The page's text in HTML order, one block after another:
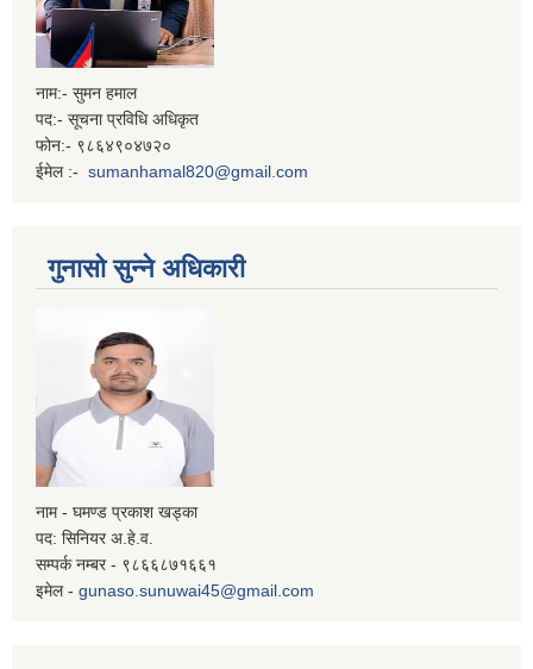
नाम:- सुमन हमाल
पद:- सूचना प्रविधि अधिकृत
फोन:- ९८६४९०४७२०
ईमेल :- sumanhamal820@gmail.com
गुनासो सुन्ने अधिकारी
नाम - घमण्ड प्रकाश खड्का
पद: सिनियर अ.हे.व.
सम्पर्क नम्बर - ९८६६८७१६६१
इमेल - gunaso.sunuwai45@gmail.com